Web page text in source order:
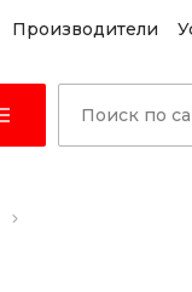
Производители